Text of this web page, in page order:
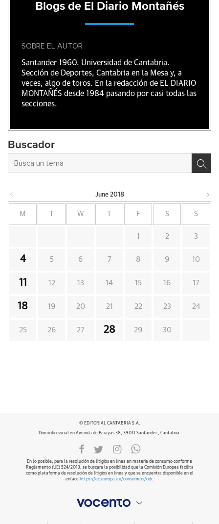
Blogs de El Diario Montañés
SOBRE EL AUTOR
Santander 1960. Universidad de Cantabria.
Sección de Deportes, Cantabria en la Mesa y, a
veces, algo de toros. En la redacción de EL DIARIO
MONTAÑÉS desde 1984 pasando por casi todas las
secciones.
Buscador
June 2018
M W F S S
1 2 3
4 5 6 7 8 9 10
11 12 13 14 15 16 17
18 19 20 21 22 23 24
25 26 27 28 29 30
© EDITORIAL CANTABRIA S.A.
Domicilio social en Avenida de Parayas 38, 39011 Santander , Cantabria.
En lo posible, para la resolución de litigios en línea en materia de consumo conforme
Reglamento (UE) 524/2013, se buscará la posibilidad que la Comisión Europea facilita
como plataforma de resolución de litigios en línea y que se encuentra disponible en el
enlace https://ec.europa.eu/consumers/odr.